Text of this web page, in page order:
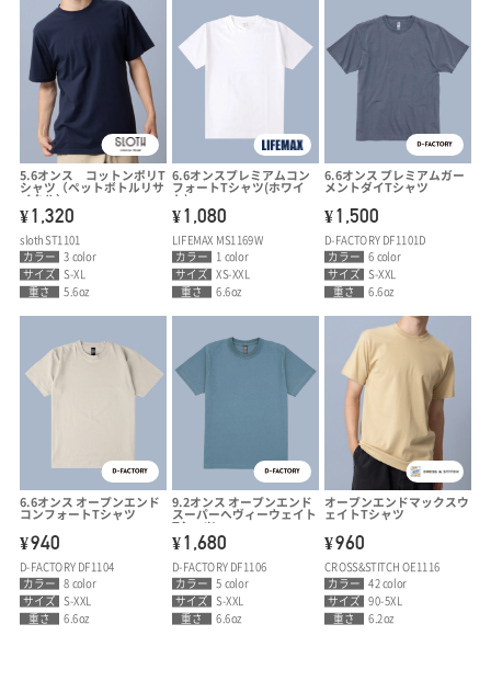
5.6オンス コットンポリT
シャツ（ペットボトルリサ
イクル）
¥1,320
sloth ST1101
カラー
3 color
サイズ
S-XL
重さ
5.6oz
6.6オンスプレミアムコン
フォートTシャツ(ホワイ
ト)
¥1,080
LIFEMAX MS1169W
カラー
1 color
サイズ
XS-XXL
重さ
6.6oz
6.6オンス プレミアムガー
メントダイTシャツ
¥1,500
D-FACTORY DF1101D
カラー
6 color
サイズ
S-XXL
重さ
6.6oz
6.6オンス オープンエンド
コンフォートTシャツ
¥940
D-FACTORY DF1104
カラー
8 color
サイズ
S-XXL
重さ
6.6oz
9.2オンス オープンエンド
スーパーへヴィーウェイト
Tシャツ
¥1,680
D-FACTORY DF1106
カラー
5 color
サイズ
S-XXL
重さ
6.6oz
オープンエンドマックスウ
ェイトTシャツ
¥960
CROSS&STITCH OE1116
カラー
42 color
サイズ
90-5XL
重さ
6.2oz